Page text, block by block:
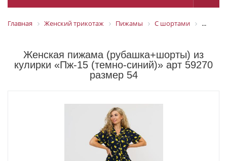
Главная Женский трикотаж Пижамы С шортами ...
Женская пижама (рубашка+шорты) из
кулирки «Пж-15 (темно-синий)» арт 59270
размер 54